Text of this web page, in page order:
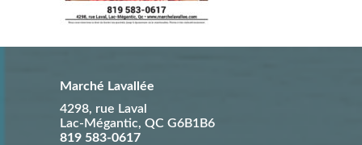
Marché Lavallée
4298, rue Laval
Lac-Mégantic, QC G6B1B6
819 583-0617